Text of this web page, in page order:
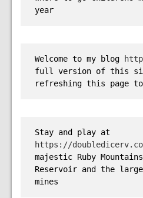
year
Welcome to my blog
full version of this
refreshing this page
https://
majestic Ruby
Reservoir and the
mines